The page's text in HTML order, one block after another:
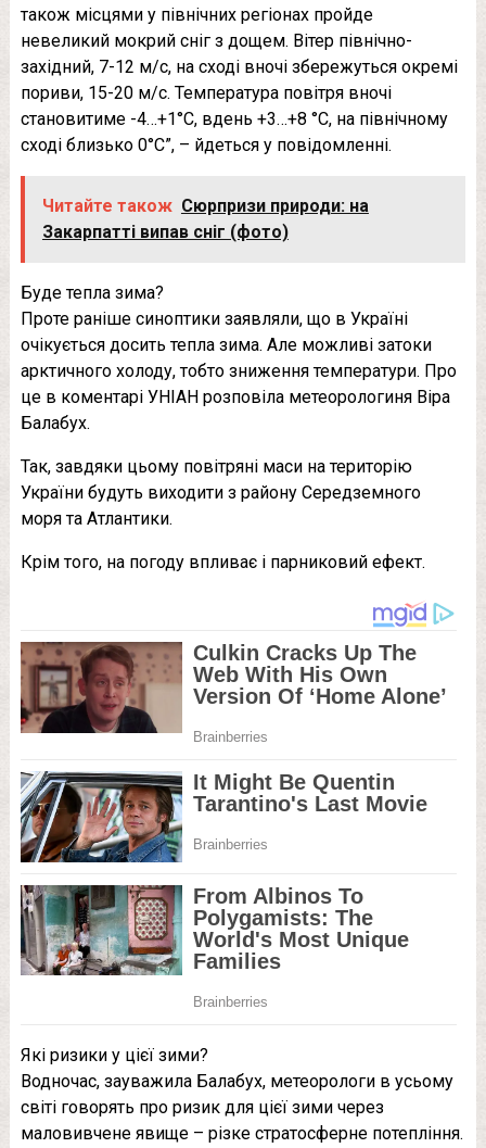
також місцями у північних регіонах пройде
невеликий мокрий сніг з дощем. Вітер північно-
західний, 7-12 м/с, на сході вночі збережуться окремі
пориви, 15-20 м/с. Температура повітря вночі
становитиме -4…+1°С, вдень +3…+8 °С, на північному
сході близько 0°С”, – йдеться у повідомленні.
Читайте також Сюрпризи природи: на
Закарпатті випав сніг (фото)
Буде тепла зима?
Проте раніше синоптики заявляли, що в Україні
очікується досить тепла зима. Але можливі затоки
арктичного холоду, тобто зниження температури. Про
це в коментарі УНІАН розповіла метеорологиня Віра
Балабух.
Так, завдяки цьому повітряні маси на територію
України будуть виходити з району Середземного
моря та Атлантики.
Крім того, на погоду впливає і парниковий ефект.
Які ризики у цієї зими?
Водночас, зауважила Балабух, метеорологи в усьому
світі говорять про ризик для цієї зими через
маловивчене явище – різке стратосферне потепління.